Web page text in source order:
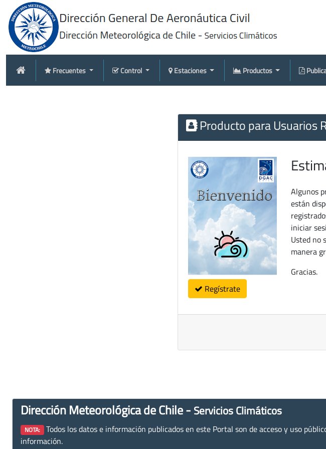
Frecuentes Control Estaciones Productos
Producto para Usuarios
Regístrate
Algunos
están
iniciar
Usted no
manera
Gracias.
Dirección Meteorológica de Chile - Servicios Climáticos
NOTA: Todos los datos e información publicados en este Portal son de acceso y uso
información.